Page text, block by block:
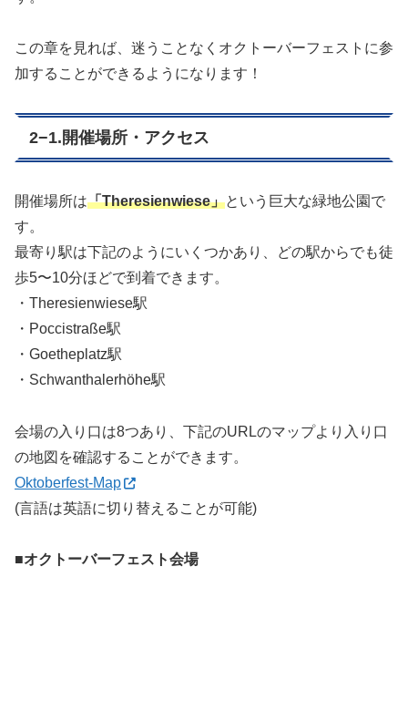
この章を見れば、迷うことなくオクトーバーフェストに参
加することができるようになります！
2−1.開催場所・アクセス
開催場所は「Theresienwiese」という巨大な緑地公園で
す。
最寄り駅は下記のようにいくつかあり、どの駅からでも徒
歩5〜10分ほどで到着できます。
・Theresienwiese駅
・Poccistraße駅
・Goetheplatz駅
・Schwanthalerhöhe駅
会場の入り口は8つあり、下記のURLのマップより入り口
の地図を確認することができます。
Oktoberfest-Map
(言語は英語に切り替えることが可能)
■オクトーバーフェスト会場